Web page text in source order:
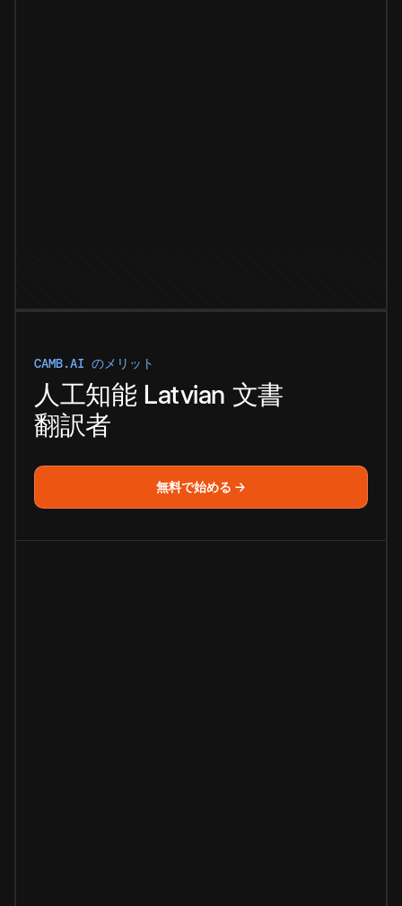
CAMB.AI のメリット
人工知能 Latvian 文書
翻訳者
無料で始める →